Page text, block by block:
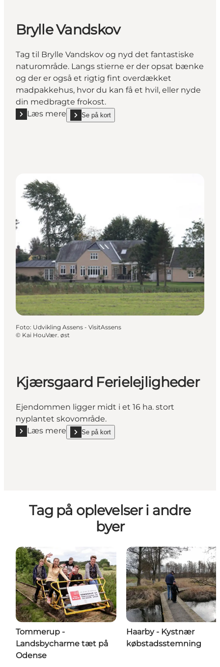
Brylle Vandskov
Tag til Brylle Vandskov og nyd det fantastiske
naturområde. Langs stierne er der opsat bænke
og der er også et rigtig fint overdækket
madpakkehus, hvor du kan få et hvil, eller nyde
din medbragte frokost.
Læs mere
Læs mere "Brylle Vandskov"
Se på kort
show Brylle Vandskov on_map
Foto: Udvikling Assens - VisitAssens
© Kai HouVær. øst
Kjærsgaard Ferielejligheder
Ejendommen ligger midt i et 16 ha. stort
nyplantet skovområde.
Læs mere
Læs mere "Kjærsgaard Ferielejligheder"
Se på kort
show Kjærsgaard Ferielejligheder on_map
Tag på oplevelser i andre
byer
Tommerup -
Landsbycharme tæt på
Odense
Haarby - Kystnær
købstadsstemning